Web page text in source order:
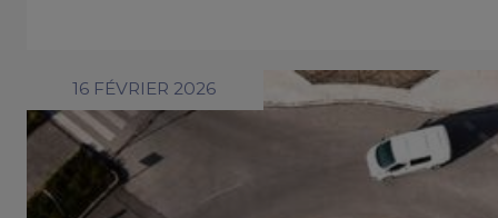
16 FÉVRIER 2026